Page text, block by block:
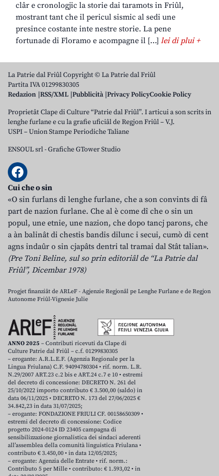
clâr e cronologjic la storie dai taramots in Friûl,
mostrant tant che il pericul sismic al sedi une
presince costante inte nestre storie. La pene
fortunade di Floramo e acompagne il […] lei di plui +
La Patrie dal Friûl Copyright © La Patrie dal Friûl
Partita IVA 01299830305
Redazion RSS/XML Pubblicità Privacy PolicyCookie Policy
Proprietât Clape di Culture “Patrie dal Friûl”. I articui a son scrits in
lenghe furlane e cu la grafie uficiâl de Regjon Friûl – V.J.
USPI – Union Stampe Periodiche Taliane
ENSOUL srl-Grafiche GTower Studio
Cui che o sin
«O sin furlans di lenghe furlane, che a son convints di fâ
part de nazion furlane. Che al è come dî che o sin un
popul, une etnie, une nazion, che dopo tancj parons, che
a àn balinât di chestis bandis dilunc i secui, cumò di cent
agns indaûr o sin cjapâts dentri tal tramai dal Stât talian».
(Pre Toni Beline, sul so prin editoriâl de “La Patrie dal
Friûl”, Dicembar 1978)
Progjet finanziât de ARLeF - Agjenzie Regjonâl pe Lenghe Furlane e de Regjon
Autonome Friûl-Vignesie Julie
ANNO 2025 – Contributi ricevuti da Clape di
Culture Patrie dal Friûl – c.f. 01299830305
– erogante: A.R.L.E.F. (Agenzia Regionale per la
Lingua Friulana) C.F. 94094780304 • rif. norm. L.R.
N.29/2007 ART.23 c.2 bis e ART.24 c.7 e 10 • estremi
del decreto di concessione: DECRETO N. 261 del
25/10/2022 importo contributo € 3.500,00 (saldo) in
data 06/11/2025 • DECRETO N. 173 del 27/06/2025 €
34.842,23 in data 31/07/2025;
– erogante: FONDAZIONE FRIULI CF. 00158650309 •
estremi del decreto di concessione: Codice
progetto 2024-0124 ID 23405 campagna di
sensibilizzazione giornalistica dei sindaci aderenti
all’assemblea della comunità linguistica Friulana •
contributo € 3.450,00 • in data 12/05/2025;
– erogante: Agenzia delle Entrate • rif. norm.:
Contributo 5 per Mille • contributo: € 1.593,02 • in